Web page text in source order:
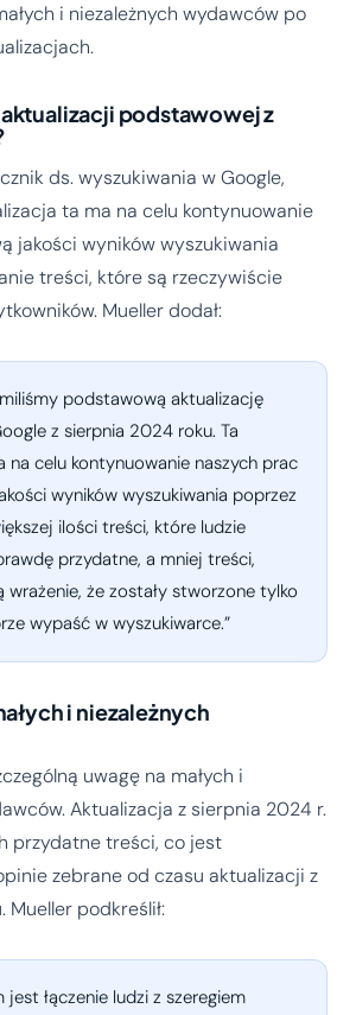
i niezależnych wydawców po
podstawowej z
ds. wyszukiwania w Google,
ta ma na celu kontynuowanie
jakości wyników wyszukiwania
treści, które są rzeczywiście
Mueller dodał:
podstawową aktualizację
z sierpnia 2024 roku. Ta
na celu kontynuowanie naszych prac
wyników wyszukiwania poprzez
ilości treści, które ludzie
przydatne, a mniej treści,
wrażenie, że zostały stworzone tylko
wypaść w wyszukiwarce.”
i niezależnych
uwagę na małych i
Aktualizacja z sierpnia 2024 r.
przydatne treści, co jest
zebrane od czasu aktualizacji z
podkreślił:
jest łączenie ludzi z szeregiem